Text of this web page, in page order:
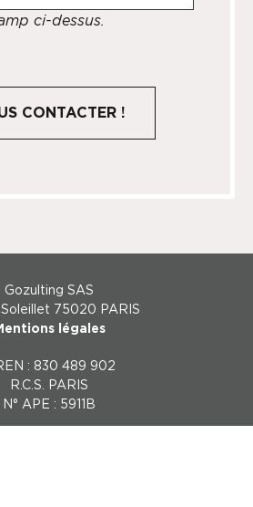
ci-dessus.
Gozulting SAS
Soleillet 75020 PARIS
légales
: 830 489 902
R.C.S. PARIS
N° APE : 5911B